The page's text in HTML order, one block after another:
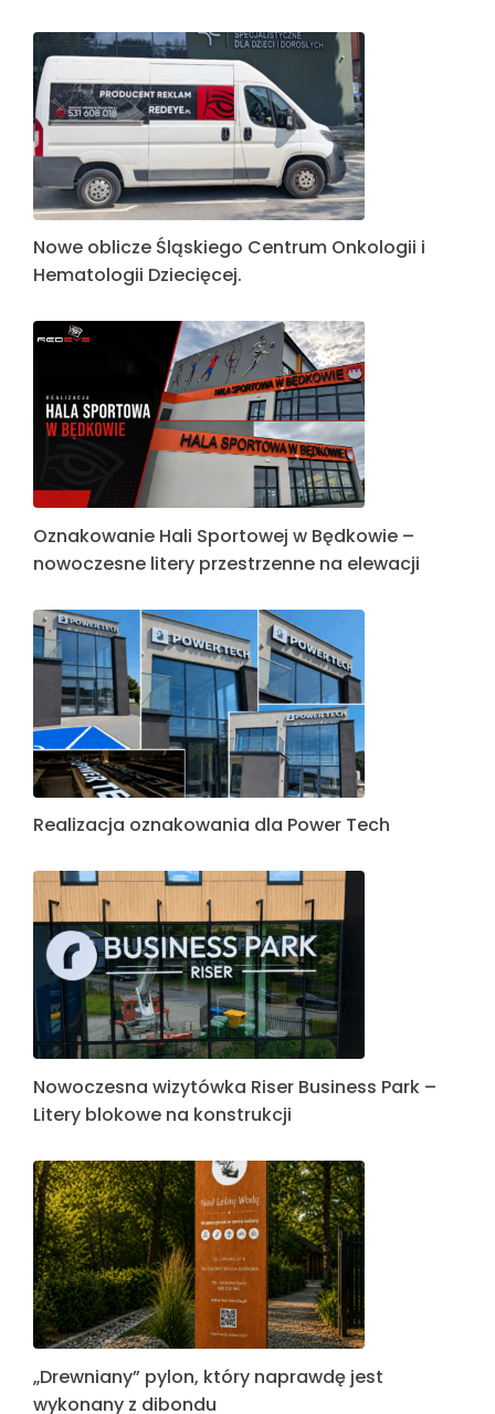
Nowe oblicze Śląskiego Centrum Onkologii i
Hematologii Dziecięcej.
Oznakowanie Hali Sportowej w Będkowie –
nowoczesne litery przestrzenne na elewacji
Realizacja oznakowania dla Power Tech
Nowoczesna wizytówka Riser Business Park –
Litery blokowe na konstrukcji
„Drewniany” pylon, który naprawdę jest
wykonany z dibondu